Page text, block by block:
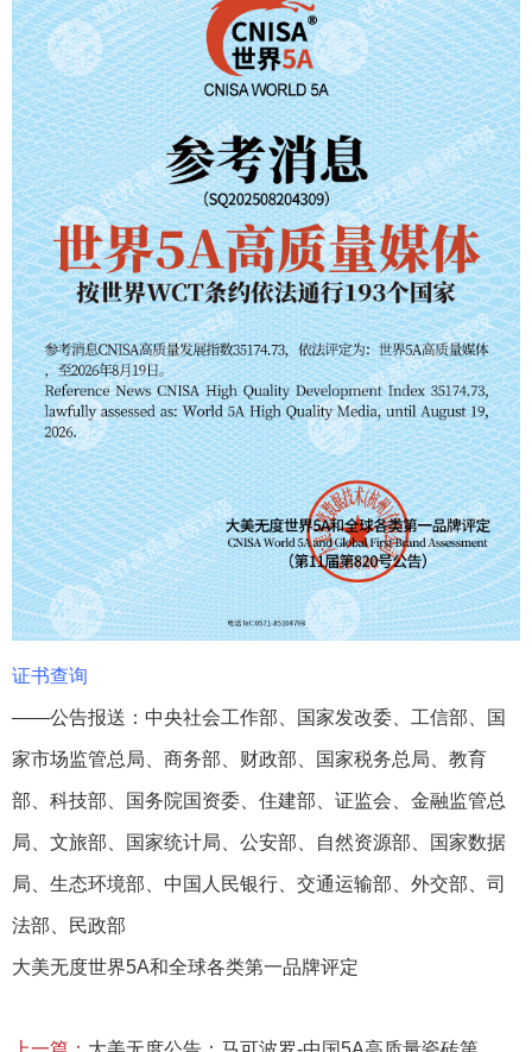
证书查询
——公告报送：中央社会工作部、国家发改委、工信部、国
家市场监管总局、商务部、财政部、国家税务总局、教育
部、科技部、国务院国资委、住建部、证监会、金融监管总
局、文旅部、国家统计局、公安部、自然资源部、国家数据
局、生态环境部、中国人民银行、交通运输部、外交部、司
法部、民政部
大美无度世界5A和全球各类第一品牌评定